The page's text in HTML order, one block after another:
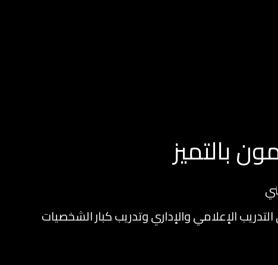
بالتميز
الإعلامي والإداري وتدريب كبار الشخصيات